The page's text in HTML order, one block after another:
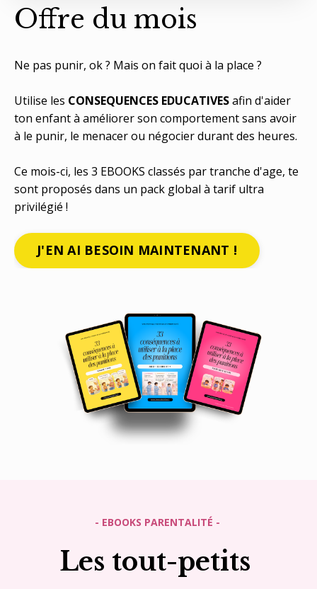
Offre du mois
Ne pas punir, ok ? Mais on fait quoi à la place ?
Utilise les CONSEQUENCES EDUCATIVESafin d'aider
ton enfant à améliorer son comportement sans avoir
à le punir, le menacer ou négocier durant des heures.
Ce mois-ci, les 3 EBOOKS classés par tranche d'age, te
sont proposés dans un pack global à tarif ultra
privilégié !
J'EN AI BESOIN MAINTENANT !
- EBOOKS PARENTALITÉ -
Les tout-petits